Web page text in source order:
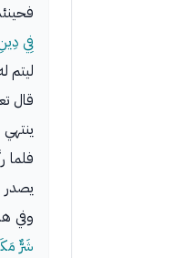
فِي
ليتم
قال
فلما
يصدر
وفي
شَرٌّ